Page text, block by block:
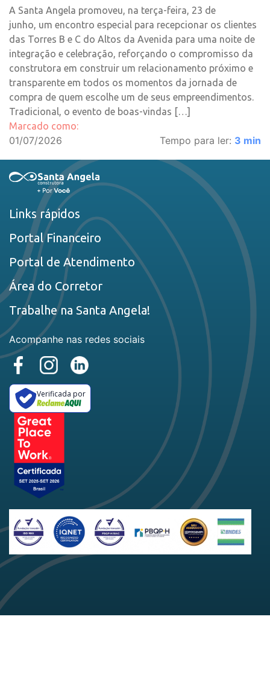
A Santa Angela promoveu, na terça-feira, 23 de
junho, um encontro especial para recepcionar os clientes
das Torres B e C do Altos da Avenida para uma noite de
integração e celebração, reforçando o compromisso da
construtora em construir um relacionamento próximo e
transparente em todos os momentos da jornada de
compra de quem escolhe um de seus empreendimentos.
Tradicional, o evento de boas-vindas […]
Marcado como:
01/07/2026 Tempo para ler: 3 min
Links rápidos
Portal Financeiro
Portal de Atendimento
Área do Corretor
Trabalhe na Santa Angela!
Acompanhe nas redes sociais
Verificada por